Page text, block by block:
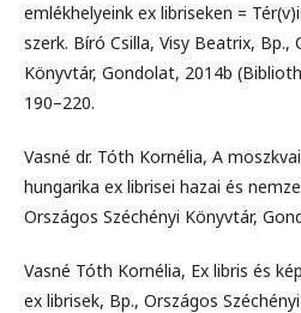
emlékhelyeink ex libriseken =
szerk. Bíró Csilla, Visy Beatrix, Bp.,
Könyvtár, Gondolat, 2014b
190–220.
Vasné dr. Tóth Kornélia, A
hungarika ex librisei hazai és
Országos Széchényi Könyvtár,
Vasné Tóth Kornélia, Ex libris és
ex librisek, Bp., Országos